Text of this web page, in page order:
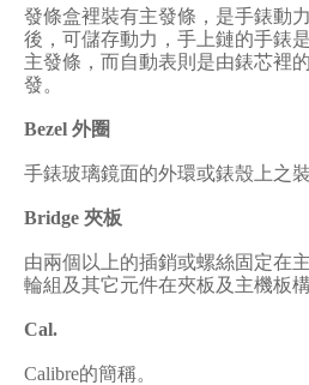
發條盒裡裝有主發條，是手錶動
後，可儲存動力，手上鏈的手錶
主發條，而自動表則是由錶芯裡
發。
Bezel 外圈
手錶玻璃鏡面的外環或錶殼上之裝
Bridge 夾板
由兩個以上的插銷或螺絲固定在
輪組及其它元件在夾板及主機板
Cal.
Calibre的簡稱。